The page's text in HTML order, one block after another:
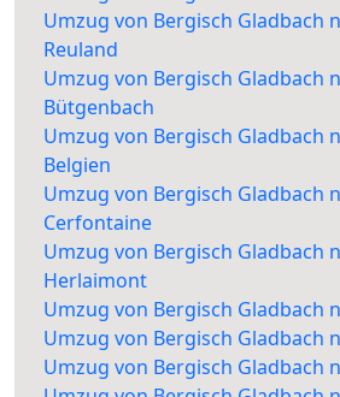
Umzug von Bergisch Gladbach
Reuland
Umzug von Bergisch Gladbach
Bütgenbach
Umzug von Bergisch Gladbach
Belgien
Umzug von Bergisch Gladbach
Cerfontaine
Umzug von Bergisch Gladbach
Herlaimont
Umzug von Bergisch Gladbach
Umzug von Bergisch Gladbach
Umzug von Bergisch Gladbach